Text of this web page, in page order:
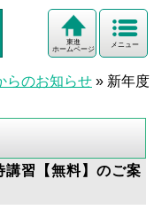
メニュー
東進
ホームページ
らのお知らせ » 新年度
習【無料】のご案